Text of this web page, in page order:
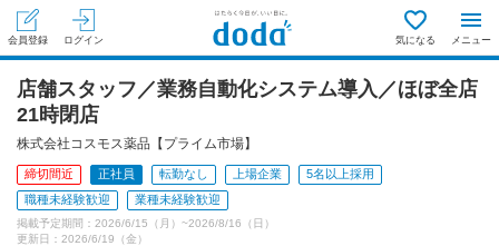
会員登録 ログイン 気になる メニュー
店舗スタッフ／業務自動化システム導入／ほぼ全店
21時閉店
株式会社コスモス薬品【プライム市場】
締切間近 正社員 転勤なし 上場企業
5名以上採用
職種未経験歓迎
業種未経験歓迎
掲載予定期間： 2026/6/15（月） ~2026/8/16（日）
更新日： 2026/6/19（金）